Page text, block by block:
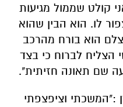
קולט שממול מגיעות
לו. הוא הבין שהוא
הוא בורח מהרכב
הצליח לברוח כי בצד
שם תאונה חזיתית".
:"המשכתי וציפצפתי